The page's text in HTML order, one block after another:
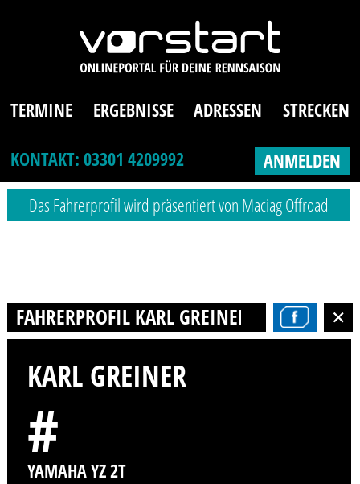
TERMINE ERGEBNISSE ADRESSEN
STRECKEN
KONTAKT: 03301 4209992
ANMELDEN
Das Fahrerprofil wird präsentiert von Maciag Offroad
FAHRERPROFIL KARL GREINER
KARL GREINER
#
YAMAHA YZ 2T